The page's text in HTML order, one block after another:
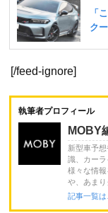
[/feed-ignore]
執筆者プロフィール
MOBY
新型車予
識、カー
様々な情
や、あま
記事一覧